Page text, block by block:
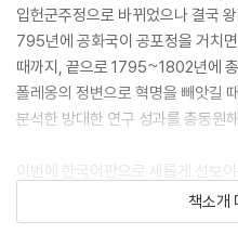
입헌군주정으로 바뀌었으나 결국
795년에 공화국이 공포정을 거치
때까지, 끝으로 1795~1802년에
폴레옹의 정변으로 혁명을 빼앗길
분석한 방대한 연구 성과를 총동원
이번에 한국어판으로 새롭게 선보
랑스 혁명』은 이 개설서를 바탕으
티에의 참신한 감각을 더해 보기
책소개